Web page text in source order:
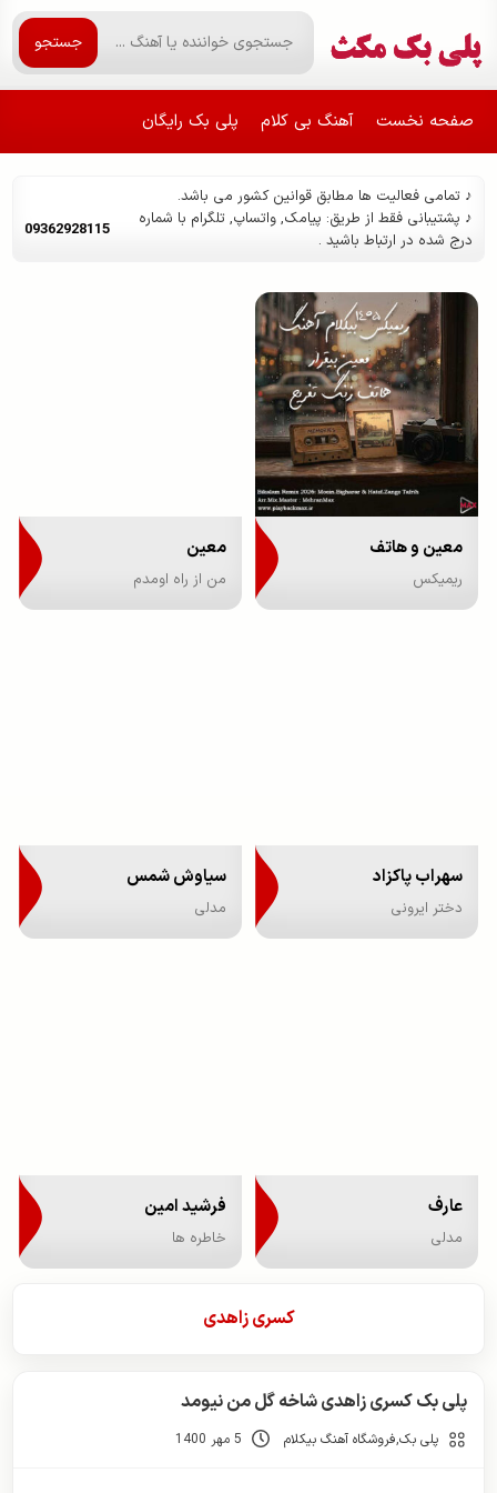
جستجو
صفحه نخست آهنگ بی کلام پلی بک رایگان
♪ تمامی فعالیت ها مطابق قوانین کشور می باشد.
♪ پشتیبانی فقط از طریق: پیامک, واتساپ, تلگرام با شماره
درج شده در ارتباط باشید .
09362928115
معین و هاتف
ریمیکس
معین
من از راه اومدم
سهراب پاکزاد
دختر ایرونی
سیاوش شمس
مدلی
عارف
مدلی
فرشید امین
خاطره ها
کسری زاهدی
پلی بک کسری زاهدی شاخه گل من نیومد
پلی بک,فروشگاه آهنگ بیکلام 5 مهر 1400